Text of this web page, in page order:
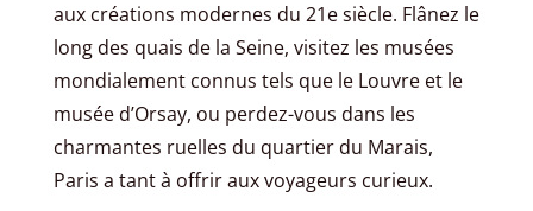
aux créations modernes du 21e siècle. Flânez le
long des quais de la Seine, visitez les musées
mondialement connus tels que le Louvre et le
musée d’Orsay, ou perdez-vous dans les
charmantes ruelles du quartier du Marais,
Paris a tant à offrir aux voyageurs curieux.